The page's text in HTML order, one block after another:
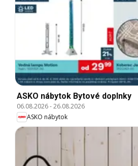
ASKO nábytok Bytové doplnky
06.08.2026-26.08.2026
ASKO nábytok